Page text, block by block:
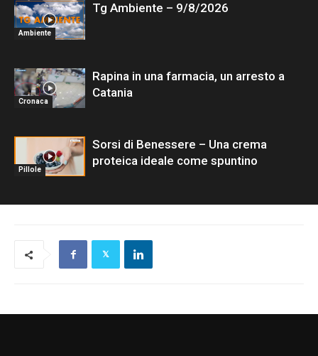
Ambiente
Tg Ambiente – 9/8/2026
Cronaca
Rapina in una farmacia, un arresto a
Catania
Pillole
Sorsi di Benessere – Una crema
proteica ideale come spuntino